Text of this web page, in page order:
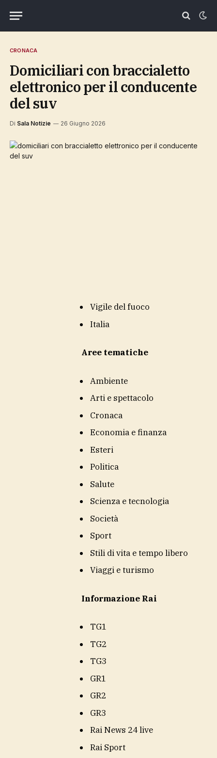
CRONACA
domiciliari con braccialetto
elettronico per il conducente
del suv
Di Sala Notizie 26 Giugno 2026
Vigile del fuoco
Italia
Aree tematiche
Ambiente
Arti e spettacolo
Cronaca
Economia e finanza
Esteri
Politica
Salute
Scienza e tecnologia
Società
Sport
Stili di vita e tempo libero
Viaggi e turismo
Informazione Rai
TG1
TG2
TG3
GR1
GR2
GR3
Rai News 24 live
Rai Sport